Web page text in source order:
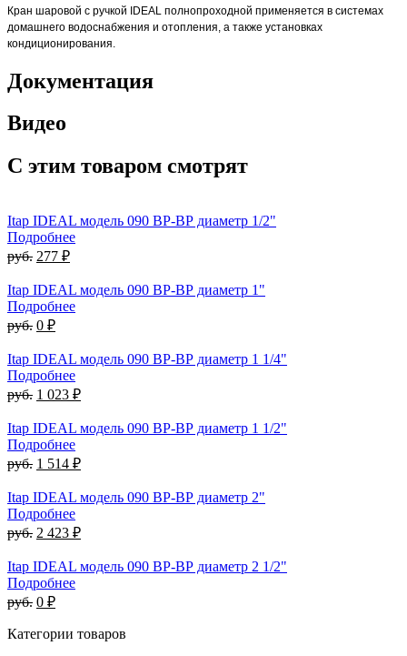
Кран шаровой с ручкой IDEAL полнопроходной применяется в системах
домашнего водоснабжения и отопления, а также установках
кондиционирования.
Документация
Видео
С этим товаром смотрят
Itap IDEAL модель 090 ВР-ВР диаметр 1/2"
Подробнее
руб. 277 ₽
Itap IDEAL модель 090 ВР-ВР диаметр 1"
Подробнее
руб. 0 ₽
Itap IDEAL модель 090 ВР-ВР диаметр 1 1/4"
Подробнее
руб. 1 023 ₽
Itap IDEAL модель 090 ВР-ВР диаметр 1 1/2"
Подробнее
руб. 1 514 ₽
Itap IDEAL модель 090 ВР-ВР диаметр 2"
Подробнее
руб. 2 423 ₽
Itap IDEAL модель 090 ВР-ВР диаметр 2 1/2"
Подробнее
руб. 0 ₽
Категории товаров